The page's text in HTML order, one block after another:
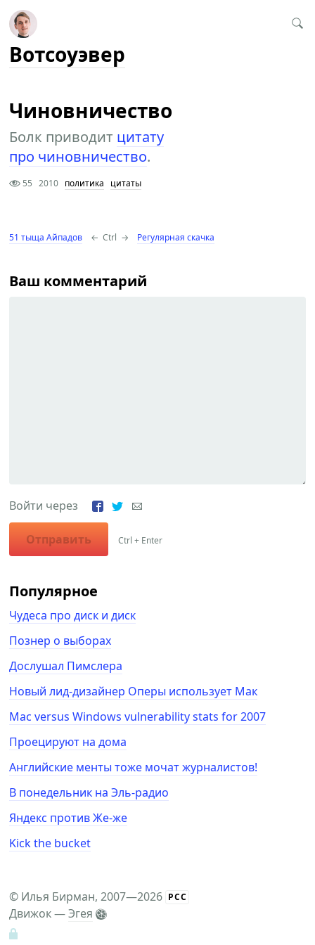
Вотсоуэвер
Чиновничество
Болк приводит цитату
про чиновничество.
55 2010 политика цитаты
51 тыща Айпадов ← Ctrl → Регулярная скачка
Ваш комментарий
Войти через
Отправить Ctrl + Enter
Популярное
Чудеса про диск и диск
Познер о выборах
Дослушал Пимслера
Новый лид-дизайнер Оперы использует Мак
Mac versus Windows vulnerability stats for 2007
Проецируют на дома
Английские менты тоже мочат журналистов!
В понедельник на Эль-радио
Яндекс против Же-же
Kick the bucket
© Илья Бирман, 2007—2026 РСС
Движок —Эгея